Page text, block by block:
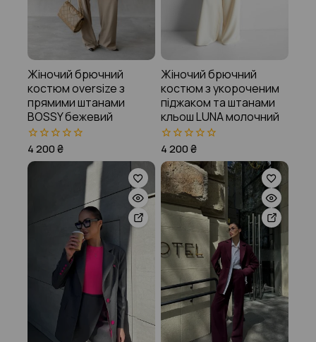
Жіночий брючний
костюм oversize з
прямими штанами
BOSSY бежевий
0
з
5
4 200₴
Жіночий брючний
костюм з укороченим
піджаком та штанами
кльош LUNA молочний
0
з
5
4 200₴